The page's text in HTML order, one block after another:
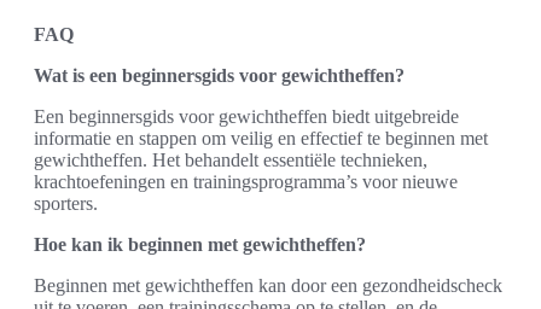
FAQ
Wat is een beginnersgids voor gewichtheffen?
Een beginnersgids voor gewichtheffen biedt uitgebreide
informatie en stappen om veilig en effectief te beginnen met
gewichtheffen. Het behandelt essentiële technieken,
krachtoefeningen en trainingsprogramma’s voor nieuwe
sporters.
Hoe kan ik beginnen met gewichtheffen?
Beginnen met gewichtheffen kan door een gezondheidscheck